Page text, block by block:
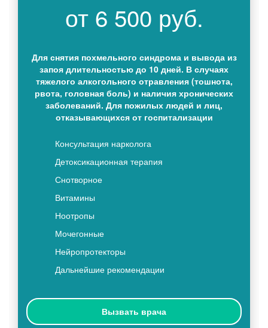
от 6 500 руб.
Для снятия похмельного синдрома и вывода из
запоя длительностью до 10 дней. В случаях
тяжелого алкогольного отравления (тошнота,
рвота, головная боль) и наличия хронических
заболеваний. Для пожилых людей и лиц,
отказывающихся от госпитализации
Консультация нарколога
Детоксикационная терапия
Снотворное
Витамины
Ноотропы
Мочегонные
Нейропротекторы
Дальнейшие рекомендации
Вызвать врача